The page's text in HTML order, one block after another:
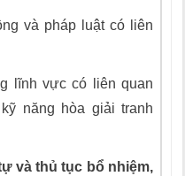
và pháp luật có liên
lĩnh vực có liên quan
năng hòa giải tranh
và thủ tục bổ nhiệm,